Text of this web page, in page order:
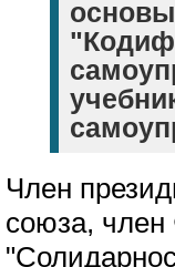
Член
союза, член